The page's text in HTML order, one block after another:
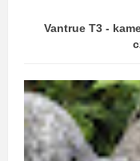
Vantrue T3 -